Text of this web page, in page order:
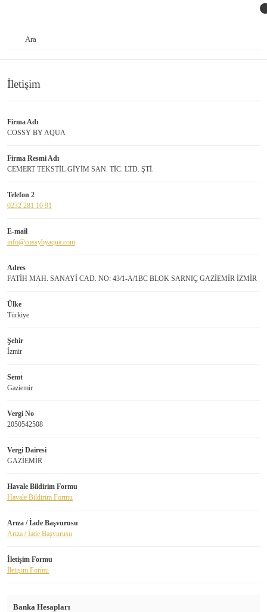
İletişim
Firma Adı
COSSY BY AQUA
Firma Resmi Adı
CEMERT TEKSTİL GİYİM SAN. TİC. LTD. ŞTİ.
Telefon 2
0232 281 10 91
E-mail
info@cossybyaqua.com
Adres
FATİH MAH. SANAYİ CAD. NO: 43/1-A/1BC BLOK SARNIÇ GAZİEMİR İZMİR
Ülke
Türkiye
Şehir
İzmir
Semt
Gaziemir
Vergi No
2050542508
Vergi Dairesi
GAZİEMİR
Havale Bildirim Formu
Havale Bildirim Formu
Arıza / İade Başvurusu
Arıza / İade Başvurusu
İletişim Formu
İletişim Formu
Banka Hesapları